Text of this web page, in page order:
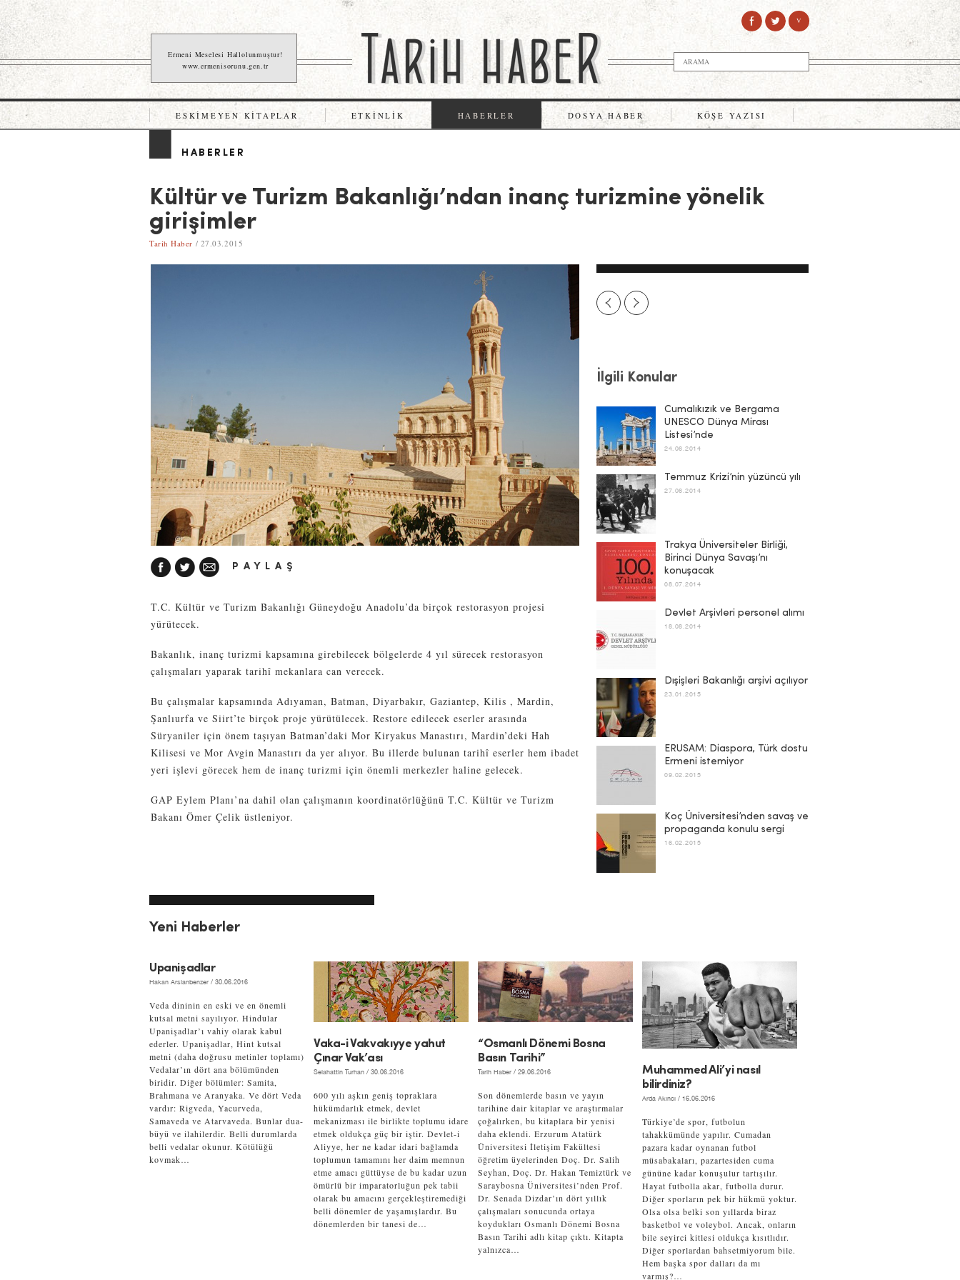
V
Ermeni Meselesi Hallolunmuştur!
www.ermenisorunu.gen.tr
ESKIMEYEN KITAPLAR ETKINLIK HABERLER DOSYA HABER KÖŞE YAZISI
HABERLER
Kültür ve Turizm Bakanlığı’ndan inanç turizmine yönelik
girişimler
Tarih Haber / 27.03.2015
PAYLAŞ
T.C. Kültür ve Turizm Bakanlığı Güneydoğu Anadolu’da birçok restorasyon projesi
yürütecek.
Bakanlık, inanç turizmi kapsamına girebilecek bölgelerde 4 yıl sürecek restorasyon
çalışmaları yaparak tarihî mekanlara can verecek.
Bu çalışmalar kapsamında Adıyaman, Batman, Diyarbakır, Gaziantep, Kilis , Mardin,
Şanlıurfa ve Siirt’te birçok proje yürütülecek. Restore edilecek eserler arasında
Süryaniler için önem taşıyan Batman’daki Mor Kiryakus Manastırı, Mardin’deki Hah
Kilisesi ve Mor Avgin Manastırı da yer alıyor. Bu illerde bulunan tarihî eserler hem ibadet
yeri işlevi görecek hem de inanç turizmi için önemli merkezler haline gelecek.
GAP Eylem Planı’na dahil olan çalışmanın koordinatörlüğünü T.C. Kültür ve Turizm
Bakanı Ömer Çelik üstleniyor.
İlgili Konular
Cumalıkızık ve Bergama
UNESCO Dünya Mirası
Listesi’nde
24.06.2014
Temmuz Krizi’nin yüzüncü yılı
27.06.2014
Trakya Üniversiteler Birliği,
Birinci Dünya Savaşı’nı
konuşacak
08.07.2014
Devlet Arşivleri personel alımı
18.08.2014
Dışişleri Bakanlığı arşivi açılıyor
23.01.2015
ERUSAM: Diaspora, Türk dostu
Ermeni istemiyor
09.02.2015
Koç Üniversitesi’nden savaş ve
propaganda konulu sergi
16.02.2015
Yeni Haberler
Upanişadlar
Hakan Arslanbenzer / 30.06.2016
Veda dininin en eski ve en önemli
kutsal metni sayılıyor. Hindular
Upanişadlar’ı vahiy olarak kabul
ederler. Upanişadlar, Hint kutsal
metni (daha doğrusu metinler toplamı)
Vedalar’ın dört ana bölümünden
biridir. Diğer bölümler: Samita,
Brahmana ve Aranyaka. Ve dört Veda
vardır: Rigveda, Yacurveda,
Samaveda ve Atarvaveda. Bunlar dua-
büyü ve ilahilerdir. Belli durumlarda
belli vedalar okunur. Kötülüğü
kovmak…
Vaka-i Vakvakıyye yahut
Çınar Vak’ası
Selahattin Turhan / 30.06.2016
600 yılı aşkın geniş topraklara
hükümdarlık etmek, devlet
mekanizması ile birlikte toplumu idare
etmek oldukça güç bir iştir. Devlet-i
Aliyye, her ne kadar idari bağlamda
toplumun tamamını her daim memnun
etme amacı güttüyse de bu kadar uzun
ömürlü bir imparatorluğun pek tabii
olarak bu amacını gerçekleştiremediği
belli dönemler de yaşamışlardır. Bu
dönemlerden bir tanesi de…
“Osmanlı Dönemi Bosna
Basın Tarihi”
Tarih Haber / 29.06.2016
Son dönemlerde basın ve yayın
tarihine dair kitaplar ve araştırmalar
çoğalırken, bu kitaplara bir yenisi
daha eklendi. Erzurum Atatürk
Üniversitesi İletişim Fakültesi
öğretim üyelerinden Doç. Dr. Salih
Seyhan, Doç. Dr. Hakan Temiztürk ve
Saraybosna Üniversitesi’nden Prof.
Dr. Senada Dizdar’ın dört yıllık
çalışmaları sonucunda ortaya
koydukları Osmanlı Dönemi Bosna
Basın Tarihi adlı kitap çıktı. Kitapta
yalnızca…
Muhammed Ali’yi nasıl
bilirdiniz?
Arda Akıncı / 16.06.2016
Türkiye’de spor, futbolun
tahakkümünde yapılır. Cumadan
pazara kadar oynanan futbol
müsabakaları, pazartesiden cuma
gününe kadar konuşulur tartışılır.
Hayat futbolla akar, futbolla durur.
Diğer sporların pek bir hükmü yoktur.
Olsa olsa belki son yıllarda biraz
basketbol ve voleybol. Ancak, onların
bile seyirci kitlesi oldukça kısıtlıdır.
Diğer sporlardan bahsetmiyorum bile.
Hem başka spor dalları da mı
varmış?…